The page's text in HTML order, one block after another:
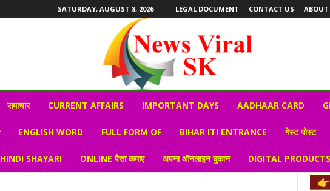
SATURDAY, AUGUST 8, 2026 LEGAL DOCUMENT CONTACT US ABOUT
समाचार CURRENT AFFAIRS IMPORTANT DAYS AADHAAR CARD
ENGLISH WORD FULL FORM OF BIHAR ITI ENTRANCE गेस्ट पोस्ट
HINDI SHAYARI ONLINE पैसा कमाए अपना ऑनलाइन दुकान DIGITAL